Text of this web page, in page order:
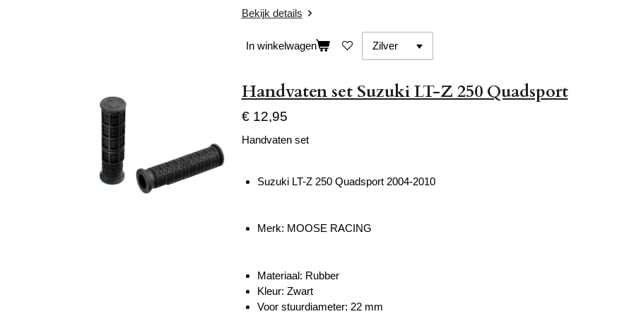
Bekijk details
In winkelwagen
Handvaten set Suzuki LT-Z 250 Quadsport
€ 12,95
Handvaten set
Suzuki LT-Z 250 Quadsport 2004-2010
Merk: MOOSE RACING
Materiaal: Rubber
Kleur: Zwart
Voor stuurdiameter: 22 mm